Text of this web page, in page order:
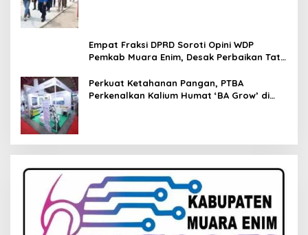
Empat Fraksi DPRD Soroti Opini WDP
Pemkab Muara Enim, Desak Perbaikan Tata
Perkuat Ketahanan Pangan, PTBA
Perkenalkan Kalium Humat ‘BA Grow’ di